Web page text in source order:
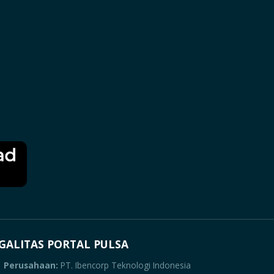
PORTAL PULSA
Perusahaan: PT. Ibencorp Teknologi Indonesia